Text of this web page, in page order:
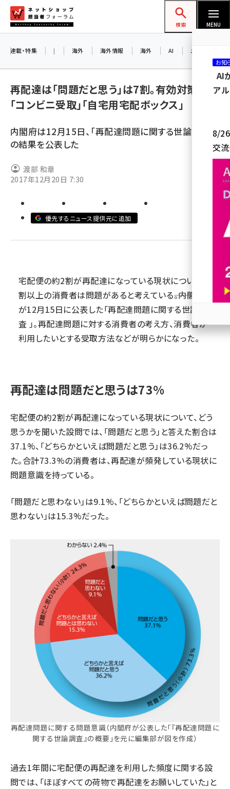
ン
ネットショップ担当者フォーラム
検索 MENU
yahoo (1898)
ecbeing (1205)
base (1070)
連載・特集 | 海外 海外情報 海外 AI メタバース
再配達は「問題だと思う」は7割。有効対策は
「コンビニ受取」「自宅用宅配ボックス」
内閣府は12月15日、「再配達問題に関する世論調査 」
の結果を公表した
渡部 和章
2017年12月20日 7:30
優先するニュース提供元に追加
宅配便の約2割が再配達になっている現状について、7
割以上の消費者は問題があると考えている――。内閣府
が12月15日に公表した「再配達問題に関する世論調
査 」。再配達問題に対する消費者の考え方、消費者が
利用したいとする受取方法などが明らかになった。
再配達は問題だと思うは73%
宅配便の約2割が再配達になっている現状について、どう
思うかを聞いた設問では、「問題だと思う」と答えた割合は
37.1%、「どちらかといえば問題だと思う」は36.2%だっ
た。合計73.3%の消費者は、再配達が頻発している現状に
問題意識を持っている。
「問題だと思わない」は9.1%、「どちらかといえば問題だと
思わない」は15.3%だった。
再配達問題に関する問題意識（内閣府が公表した「『再配達問題に
関する世論調査』の概要」を元に編集部が図を作成）
過去1年間に宅配便の再配達を利用した頻度に関する設
問では、「ほぼすべての荷物で再配達をお願いしていた」と
お知
AI
ア
8/26
交
参